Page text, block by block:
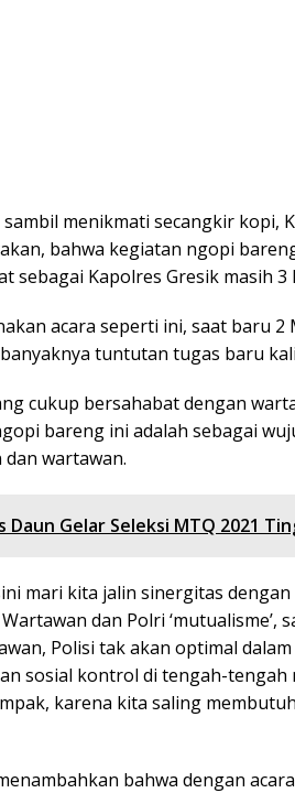
menikmati secangkir kopi,
bahwa kegiatan ngopi
sebagai Kapolres Gresik masih 3
acara seperti ini, saat baru
tuntutan tugas baru
cukup bersahabat dengan
bareng ini adalah sebagai
wartawan.
Daun Gelar Seleksi MTQ 2021
mari kita jalin sinergitas
dan Polri ‘mutualisme’,
Polisi tak akan optimal
sosial kontrol di tengah-tengah
karena kita saling
bahwa dengan